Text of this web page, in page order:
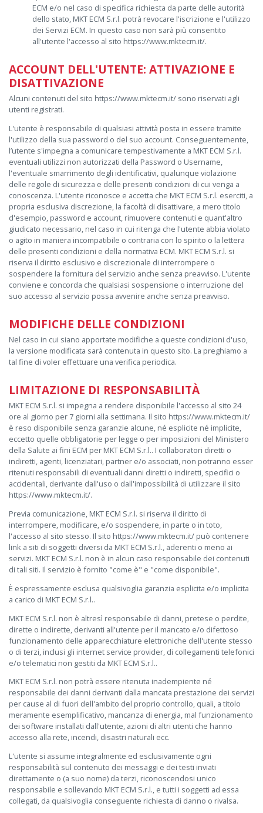
ECM e/o nel caso di specifica richiesta da parte delle autorità
dello stato, MKT ECM S.r.l. potrà revocare l'iscrizione e l'utilizzo
dei Servizi ECM. In questo caso non sarà più consentito
all'utente l'accesso al sito https://www.mktecm.it/.
ACCOUNT DELL'UTENTE: ATTIVAZIONE E
DISATTIVAZIONE
Alcuni contenuti del sito https://www.mktecm.it/ sono riservati agli
utenti registrati.
L'utente è responsabile di qualsiasi attività posta in essere tramite
l'utilizzo della sua password o del suo account. Conseguentemente,
l’utente s'impegna a comunicare tempestivamente a MKT ECM S.r.l.
eventuali utilizzi non autorizzati della Password o Username,
l'eventuale smarrimento degli identificativi, qualunque violazione
delle regole di sicurezza e delle presenti condizioni di cui venga a
conoscenza. L'utente riconosce e accetta che MKT ECM S.r.l. eserciti, a
propria esclusiva discrezione, la facoltà di disattivare, a mero titolo
d'esempio, password e account, rimuovere contenuti e quant'altro
giudicato necessario, nel caso in cui ritenga che l'utente abbia violato
o agito in maniera incompatibile o contraria con lo spirito o la lettera
delle presenti condizioni e della normativa ECM. MKT ECM S.r.l. si
riserva il diritto esclusivo e discrezionale di interrompere o
sospendere la fornitura del servizio anche senza preavviso. L'utente
conviene e concorda che qualsiasi sospensione o interruzione del
suo accesso al servizio possa avvenire anche senza preavviso.
MODIFICHE DELLE CONDIZIONI
Nel caso in cui siano apportate modifiche a queste condizioni d'uso,
la versione modificata sarà contenuta in questo sito. La preghiamo a
tal fine di voler effettuare una verifica periodica.
LIMITAZIONE DI RESPONSABILITÀ
MKT ECM S.r.l. si impegna a rendere disponibile l'accesso al sito 24
ore al giorno per 7 giorni alla settimana. Il sito https://www.mktecm.it/
è reso disponibile senza garanzie alcune, né esplicite né implicite,
eccetto quelle obbligatorie per legge o per imposizioni del Ministero
della Salute ai fini ECM per MKT ECM S.r.l.. I collaboratori diretti o
indiretti, agenti, licenziatari, partner e/o associati, non potranno esser
ritenuti responsabili di eventuali danni diretti o indiretti, specifici o
accidentali, derivante dall'uso o dall'impossibilità di utilizzare il sito
https://www.mktecm.it/.
Previa comunicazione, MKT ECM S.r.l. si riserva il diritto di
interrompere, modificare, e/o sospendere, in parte o in toto,
l'accesso al sito stesso. Il sito https://www.mktecm.it/ può contenere
link a siti di soggetti diversi da MKT ECM S.r.l., aderenti o meno ai
servizi. MKT ECM S.r.l. non è in alcun caso responsabile dei contenuti
di tali siti. Il servizio è fornito "come è" e "come disponibile".
È espressamente esclusa qualsivoglia garanzia esplicita e/o implicita
a carico di MKT ECM S.r.l..
MKT ECM S.r.l. non è altresì responsabile di danni, pretese o perdite,
dirette o indirette, derivanti all'utente per il mancato e/o difettoso
funzionamento delle apparecchiature elettroniche dell'utente stesso
o di terzi, inclusi gli internet service provider, di collegamenti telefonici
e/o telematici non gestiti da MKT ECM S.r.l..
MKT ECM S.r.l. non potrà essere ritenuta inadempiente né
responsabile dei danni derivanti dalla mancata prestazione dei servizi
per cause al di fuori dell'ambito del proprio controllo, quali, a titolo
meramente esemplificativo, mancanza di energia, mal funzionamento
dei software installati dall'utente, azioni di altri utenti che hanno
accesso alla rete, incendi, disastri naturali ecc.
L'utente si assume integralmente ed esclusivamente ogni
responsabilità sul contenuto dei messaggi e dei testi inviati
direttamente o (a suo nome) da terzi, riconoscendosi unico
responsabile e sollevando MKT ECM S.r.l., e tutti i soggetti ad essa
collegati, da qualsivoglia conseguente richiesta di danno o rivalsa.